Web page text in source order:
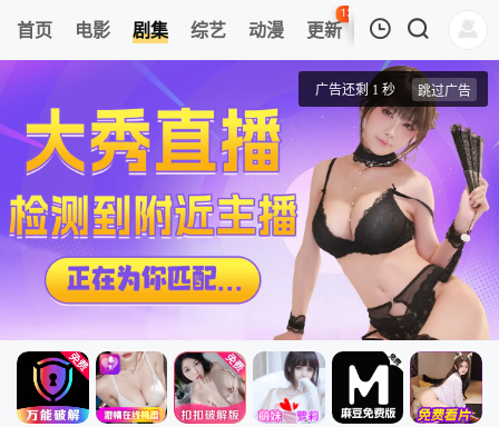
首页 电影 剧集 综艺 动漫 更新
131
热榜 APP
我的观影记录
当橘子掉落时
清空